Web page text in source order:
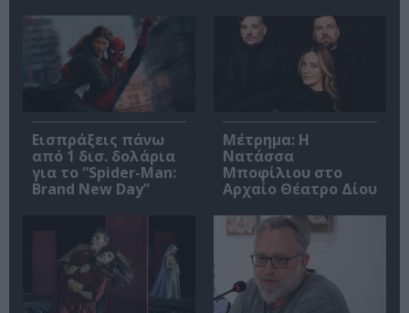
Εισπράξεις πάνω
από 1 δισ. δολάρια
για το “Spider-Man:
Brand New Day”
Μέτρημα: Η
Νατάσσα
Μποφίλιου στο
Αρχαίο Θέατρο Δίου